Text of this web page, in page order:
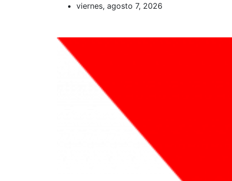
viernes, agosto 7, 2026